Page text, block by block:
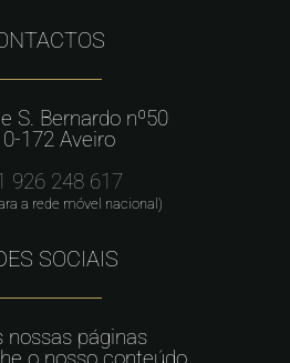
S. Bernardo nº50
172 Aveiro
926 248 617
a rede móvel nacional)
SOCIAIS
nossas páginas